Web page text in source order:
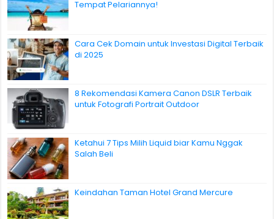
Tempat Pelariannya!
Cara Cek Domain untuk Investasi Digital Terbaik
di 2025
8 Rekomendasi Kamera Canon DSLR Terbaik
untuk Fotografi Portrait Outdoor
Ketahui 7 Tips Milih Liquid biar Kamu Nggak
Salah Beli
Keindahan Taman Hotel Grand Mercure